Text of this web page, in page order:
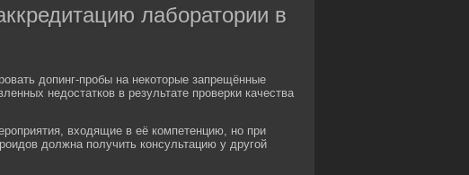
лаборатории в
допинг-пробы на некоторые запрещённые
недостатков в результате проверки качества
входящие в её компетенцию, но при
должна получить консультацию у другой